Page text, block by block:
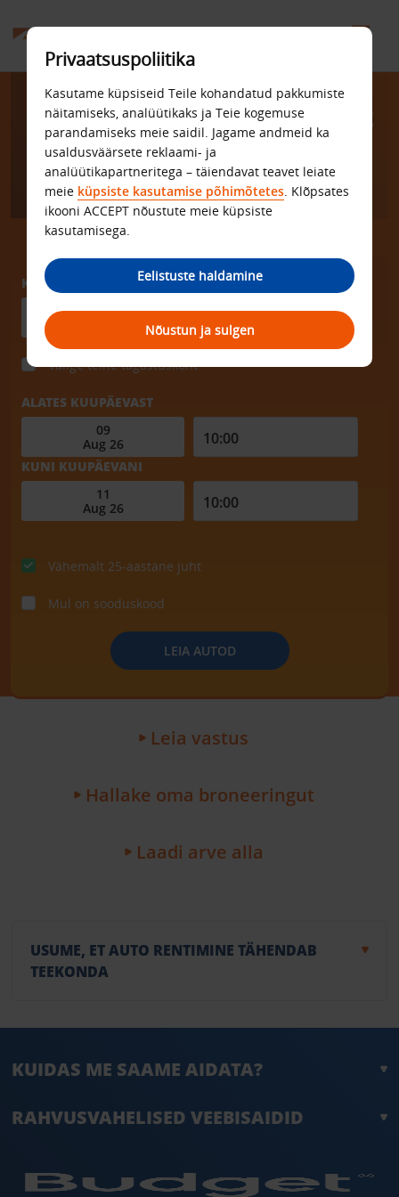
Hea emotsioon paremast
renditeenusest.
KÄTTESAAMISE KOHT
Valige teine tagastuskoht
ALATES KUUPÄEVAST
KUNI KUUPÄEVANI
Vähemalt 25-aastane juht
Mul on sooduskood
LEIA AUTOD
Leia vastus
Hallake oma broneeringut
Laadi arve alla
USUME, ET AUTO RENTIMINE TÄHENDAB
TEEKONDA
KUIDAS ME SAAME AIDATA?
RAHVUSVAHELISED VEEBISAIDID
Privaatsuspoliitika
Kasutame küpsiseid Teile kohandatud pakkumiste
näitamiseks, analüütikaks ja Teie kogemuse
parandamiseks meie saidil. Jagame andmeid ka
usaldusväärsete reklaami- ja
analüütikapartneritega – täiendavat teavet leiate
meie küpsiste kasutamise põhimõtetes. Klõpsates
ikooni ACCEPT nõustute meie küpsiste
kasutamisega.
Eelistuste haldamine
Nõustun ja sulgen